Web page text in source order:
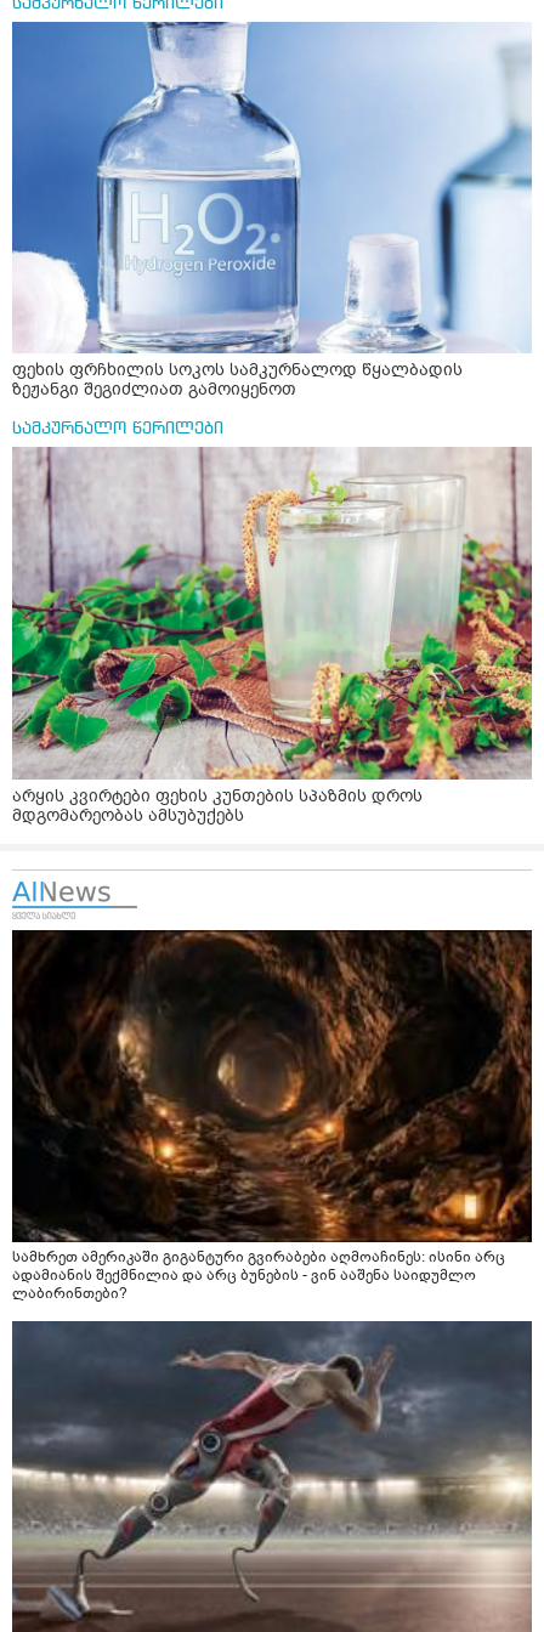
ფეხის ფრჩხილის სოკოს სამკურნალოდ წყალბადის
ზეჟანგი შეგიძლიათ გამოიყენოთ
სამკურნალო წერილები
არყის კვირტები ფეხის კუნთების სპაზმის დროს
მდგომარეობას ამსუბუქებს
სამხრეთ ამერიკაში გიგანტური გვირაბები აღმოაჩინეს: ისინი არც
ადამიანის შექმნილია და არც ბუნების - ვინ ააშენა საიდუმლო
ლაბირინთები?